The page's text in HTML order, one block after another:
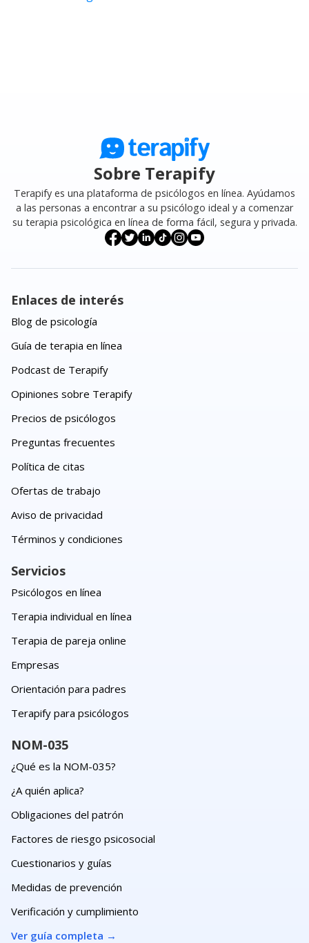
Sobre Terapify
Terapify es una plataforma de psicólogos en línea. Ayúdamos
a las personas a encontrar a su psicólogo ideal y a comenzar
su terapia psicológica en línea de forma fácil, segura y privada.
Enlaces de interés
Blog de psicología
Guía de terapia en línea
Podcast de Terapify
Opiniones sobre Terapify
Precios de psicólogos
Preguntas frecuentes
Política de citas
Ofertas de trabajo
Aviso de privacidad
Términos y condiciones
Servicios
Psicólogos en línea
Terapia individual en línea
Terapia de pareja online
Empresas
Orientación para padres
Terapify para psicólogos
NOM-035
¿Qué es la NOM-035?
¿A quién aplica?
Obligaciones del patrón
Factores de riesgo psicosocial
Cuestionarios y guías
Medidas de prevención
Verificación y cumplimiento
Ver guía completa →